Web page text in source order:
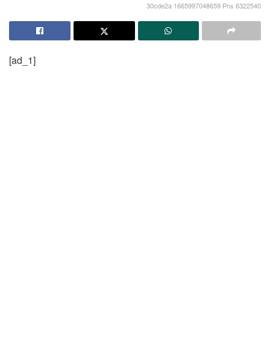
30cde2a 1665997048659 Pns 6322540
[ad_1]